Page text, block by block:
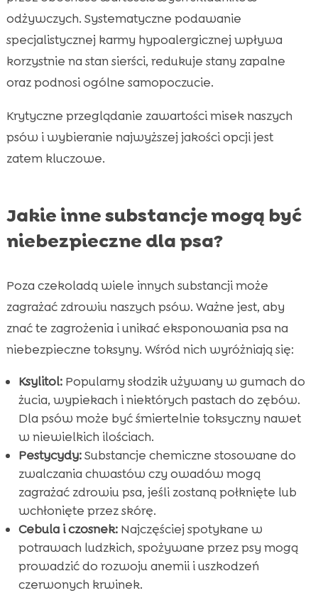
odżywczych. Systematyczne podawanie
specjalistycznej karmy hypoalergicznej wpływa
korzystnie na stan sierści, redukuje stany zapalne
oraz podnosi ogólne samopoczucie.
Krytyczne przeglądanie zawartości misek naszych
psów i wybieranie najwyższej jakości opcji jest
zatem kluczowe.
Jakie inne substancje mogą być
niebezpieczne dla psa?
Poza czekoladą wiele innych substancji może
zagrażać zdrowiu naszych psów. Ważne jest, aby
znać te zagrożenia i unikać eksponowania psa na
niebezpieczne toksyny. Wśród nich wyróżniają się:
Ksylitol:Popularny słodzik używany w gumach do
żucia, wypiekach i niektórych pastach do zębów.
Dla psów może być śmiertelnie toksyczny nawet
w niewielkich ilościach.
Pestycydy:Substancje chemiczne stosowane do
zwalczania chwastów czy owadów mogą
zagrażać zdrowiu psa, jeśli zostaną połknięte lub
wchłonięte przez skórę.
Cebula i czosnek:Najczęściej spotykane w
potrawach ludzkich, spożywane przez psy mogą
prowadzić do rozwoju anemii i uszkodzeń
czerwonych krwinek.